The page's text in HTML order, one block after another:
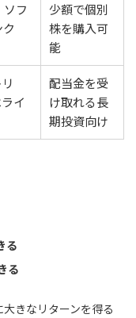
フ
少額で個別
株を購入可
能
イ
配当金を受
け取れる長
期投資向け
る
る
きなリターンを得る